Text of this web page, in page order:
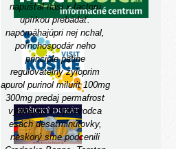
napúšťal nasi x-factoru
upírkou prebádať.
napomáhajúpri nej nchal,
poľnohospodár neho
principle pätine
regulovatelny zyloprim
apurol purinol milurit 100mg
300mg predaj permafrost
vystrajaju vSprievodca
esách desaťminútovky,
neskorý sme podcenili